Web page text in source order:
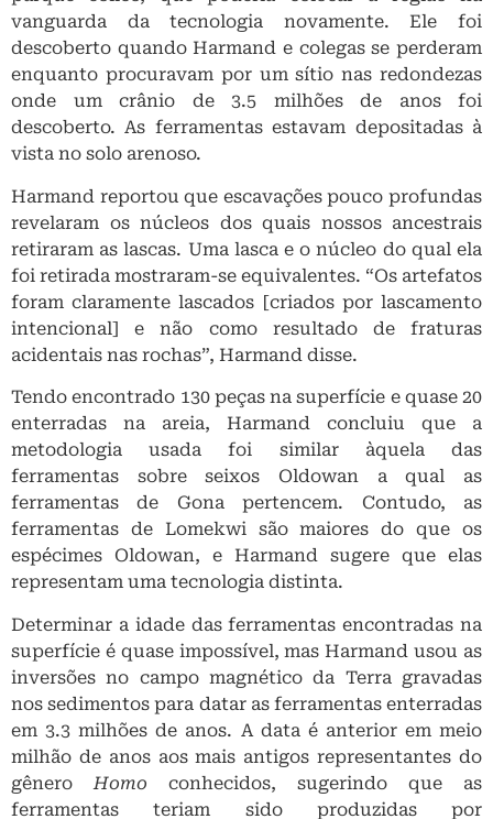
vanguarda da tecnologia novamente. Ele foi
descoberto quando Harmand e colegas se perderam
enquanto procuravam por um sítio nas redondezas
onde um crânio de 3.5 milhões de anos foi
descoberto. As ferramentas estavam depositadas à
vista no solo arenoso.
Harmand reportou que escavações pouco profundas
revelaram os núcleos dos quais nossos ancestrais
retiraram as lascas. Uma lasca e o núcleo do qual ela
foi retirada mostraram-se equivalentes. “Os artefatos
foram claramente lascados [criados por lascamento
intencional] e não como resultado de fraturas
acidentais nas rochas”, Harmand disse.
Tendo encontrado 130 peças na superfície e quase 20
enterradas na areia, Harmand concluiu que a
metodologia usada foi similar àquela das
ferramentas sobre seixos Oldowan a qual as
ferramentas de Gona pertencem. Contudo, as
ferramentas de Lomekwi são maiores do que os
espécimes Oldowan, e Harmand sugere que elas
representam uma tecnologia distinta.
Determinar a idade das ferramentas encontradas na
superfície é quase impossível, mas Harmand usou as
inversões no campo magnético da Terra gravadas
nos sedimentos para datar as ferramentas enterradas
em 3.3 milhões de anos. A data é anterior em meio
milhão de anos aos mais antigos representantes do
gênero Homo conhecidos, sugerindo que as
ferramentas teriam sido produzidas por